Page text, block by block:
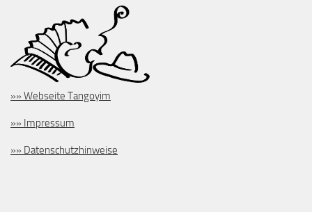
»» Webseite Tangoyim
»» Impressum
»» Datenschutzhinweise